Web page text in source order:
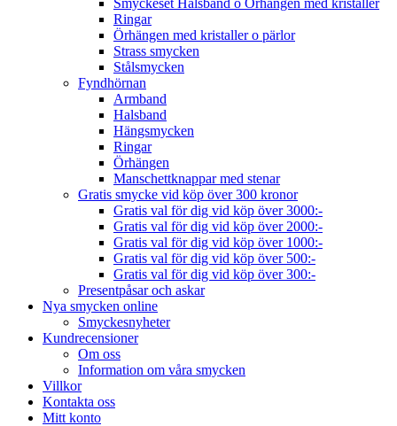
Smyckeset Halsband o Örhängen med kristaller
Ringar
Örhängen med kristaller o pärlor
Strass smycken
Stålsmycken
Fyndhörnan
Armband
Halsband
Hängsmycken
Ringar
Örhängen
Manschettknappar med stenar
Gratis smycke vid köp över 300 kronor
Gratis val för dig vid köp över 3000:-
Gratis val för dig vid köp över 2000:-
Gratis val för dig vid köp över 1000:-
Gratis val för dig vid köp över 500:-
Gratis val för dig vid köp över 300:-
Presentpåsar och askar
Nya smycken online
Smyckesnyheter
Kundrecensioner
Om oss
Information om våra smycken
Villkor
Kontakta oss
Mitt konto